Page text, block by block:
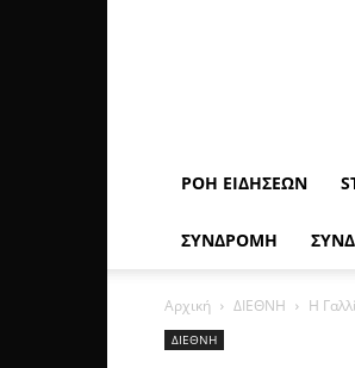
ΡΟΉ ΕΙΔΉΣΕΩΝ
ΣΥΝΔΡΟΜΗ
Αρχική ΔΙΕΘΝΗ Η
ΔΙΕΘΝΗ